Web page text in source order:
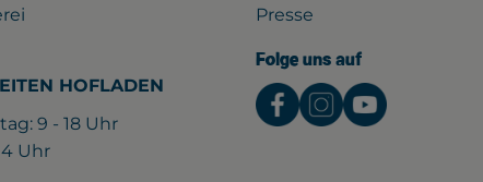
HOFLADEN
9 - 18 Uhr
Uhr
Presse
Folge uns auf
Externer Link zu
Externer Link
Externer